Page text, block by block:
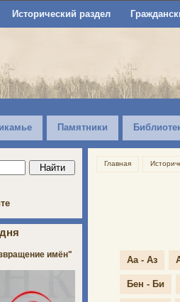
Исторический раздел
Памятники
Главная
Аа - Аз
Бен - Би
имён"